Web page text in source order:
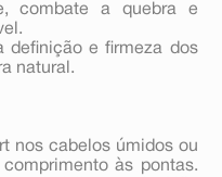
combate a quebra e
definição e firmeza dos
natural.
nos cabelos úmidos ou
às pontas.